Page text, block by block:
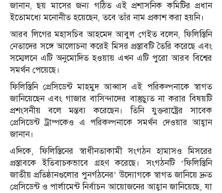
জানান, ছয় মাসের জন্য গঠিত এই প্রশাসনিক কমিটির প্রধান
ইতোমধ্যে মনোনীত হয়েছেন, তবে তাঁর নাম প্রকাশ করা হয়নি।
আরব লিগের মহাসচিব আহমেদ আবুল গেইত বলেন, ফিলিস্তিনি
নেতাদের সঙ্গে আলোচনা করেই মিসর প্রস্তাবটি তৈরি করেছে এবং
সম্মেলনে এটি অনুমোদিত হওয়ায় এখন এটি পুরো আরব বিশ্বের
সমর্থন পেয়েছে।
ফিলিস্তিনি প্রেসিডেন্ট মাহমুদ আব্বাস এই পরিকল্পনাকে স্বাগত
জানিয়েছেন এবং গাজার বাসিন্দাদের বাস্তুচ্যুত না করার বিষয়টি
প্রশংসনীয় বলে মন্তব্য করেছেন। তিনি যুক্তরাষ্ট্রের সাবেক
প্রেসিডেন্ট ট্রাম্পকেও এ পরিকল্পনাকে সমর্থন দেওয়ার আহ্বান
জানান।
এদিকে, ফিলিস্তিনের স্বাধীনতাকামী সংগঠন হামাসও মিসরের
প্রস্তাবকে ইতিবাচকভাবে গ্রহণ করেছে। সংগঠনটি ‘ফিলিস্তিনি
জাতীয় প্রতিষ্ঠানগুলোর পুনর্গঠনের’ উদ্যোগকে স্বাগত জানিয়ে দ্রুত
প্রেসিডেন্ট ও পার্লামেন্ট নির্বাচন আয়োজনের আহ্বান জানিয়েছে, যা